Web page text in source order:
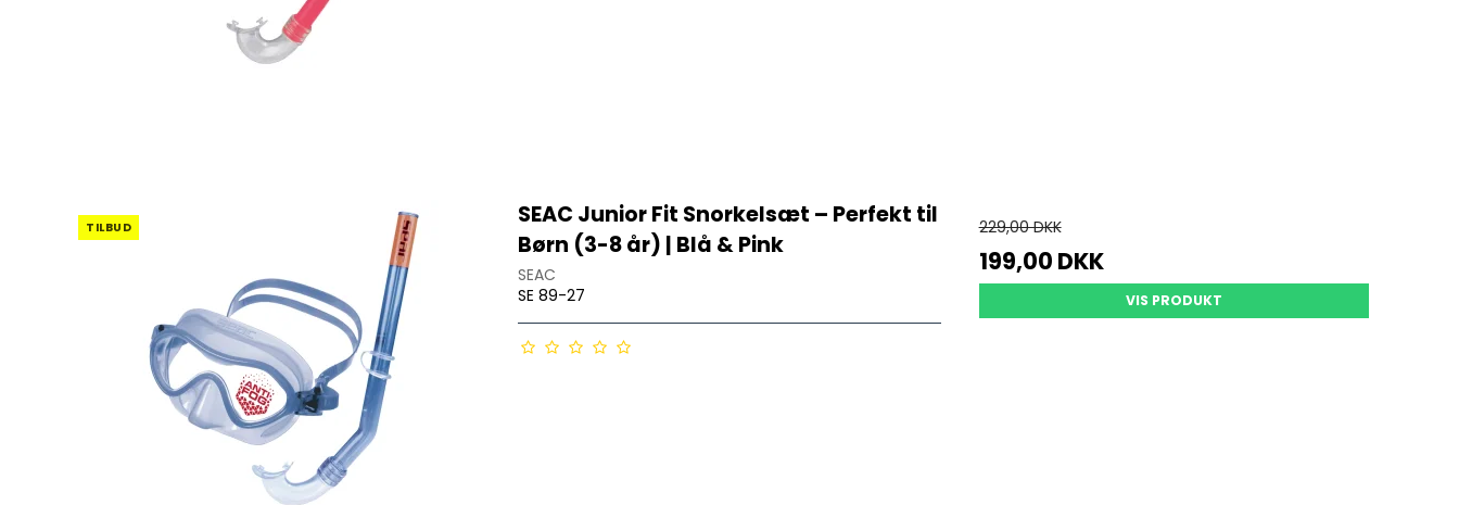
D-ringe og tilbehør
TILBUD
SEAC Junior Fit Snorkelsæt – Perfekt til
Børn (3-8 år) | Blå & Pink
SEAC
SE 89-27
229,00 DKK
199,00 DKK
VIS PRODUKT